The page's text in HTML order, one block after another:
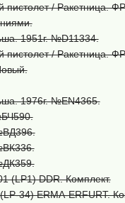
/ Ракетница.
1951г. №D11334.
пистолет / Ракетница.
1976г. №EN4365.
(LP1) DDR. Комплект.
34) ERMA-ERFURT.